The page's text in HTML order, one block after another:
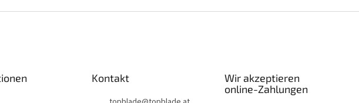
Kontakt
Wir akzeptieren
online-Zahlungen